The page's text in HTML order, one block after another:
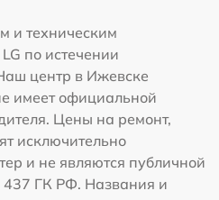
и техническим
по истечении
центр в Ижевске
имеет официальной
Цены на ремонт,
исключительно
и не являются публичной
437 ГК РФ. Названия и